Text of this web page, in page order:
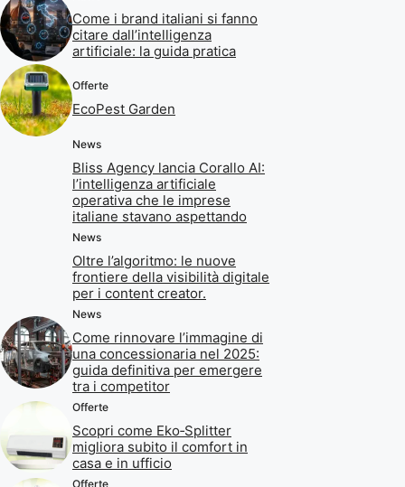
Come i brand italiani si fanno
citare dall’intelligenza
artificiale: la guida pratica
Offerte
EcoPest Garden
News
Bliss Agency lancia Corallo AI:
l’intelligenza artificiale
operativa che le imprese
italiane stavano aspettando
News
Oltre l’algoritmo: le nuove
frontiere della visibilità digitale
per i content creator.
News
Come rinnovare l’immagine di
una concessionaria nel 2025:
guida definitiva per emergere
tra i competitor
Offerte
Scopri come Eko‑Splitter
migliora subito il comfort in
casa e in ufficio
Offerte